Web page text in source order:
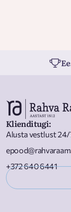
Klienditugi:
Alusta vestlust 24/
+372 640 6441